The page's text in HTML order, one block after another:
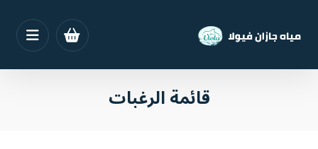
قائمة الرغبات